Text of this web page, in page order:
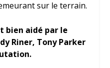
sur le terrain.
bien aidé par le
Riner, Tony Parker